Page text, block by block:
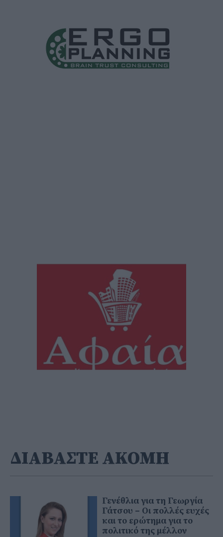
ΔΙΑΒΑΣΤΕ ΑΚΟΜΗ
Γενέθλια για τη Γεωργία
Γάτσου – Οι πολλές ευχές
και το ερώτημα για το
πολιτικό της μέλλον